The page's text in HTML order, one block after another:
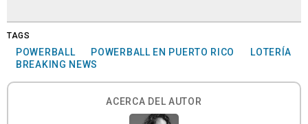
TAGS
POWERBALL POWERBALL EN PUERTO RICO
LOTERÍA
BREAKING NEWS
ACERCA DEL AUTOR